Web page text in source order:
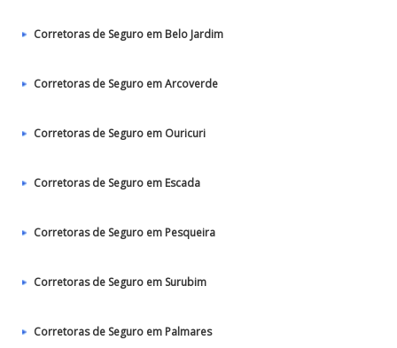
Corretoras de Seguro em Belo Jardim
Corretoras de Seguro em Arcoverde
Corretoras de Seguro em Ouricuri
Corretoras de Seguro em Escada
Corretoras de Seguro em Pesqueira
Corretoras de Seguro em Surubim
Corretoras de Seguro em Palmares